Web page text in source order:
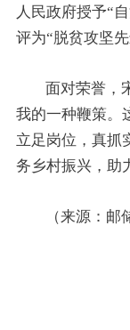
人民政府授予“
评为“脱贫攻坚先
面对荣誉，
我的一种鞭策。
立足岗位，真抓
务乡村振兴，助
（来源：邮